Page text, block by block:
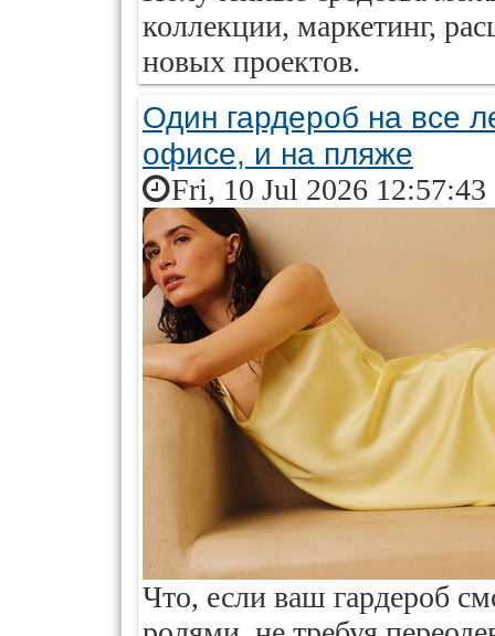
коллекции, маркетинг,
новых проектов.
Один гардероб на все
офисе, и на пляже
Fri, 10 Jul 2026 12:57:43
Что, если ваш гардероб